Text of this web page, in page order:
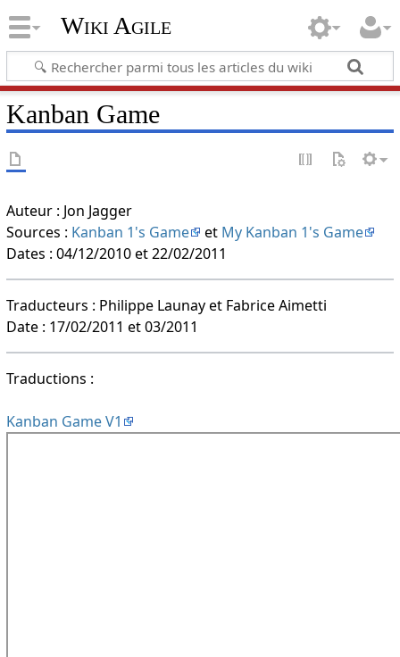
Wiki Agile
Kanban Game
Auteur : Jon Jagger
Sources : Kanban 1's Game et My Kanban 1's Game
Dates : 04/12/2010 et 22/02/2011
Traducteurs : Philippe Launay et Fabrice Aimetti
Date : 17/02/2011 et 03/2011
Traductions :
Kanban Game V1